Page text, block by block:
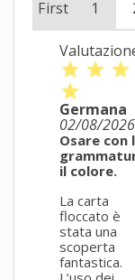
First 1
star star star
star
Germana
02/08/2026
Osare con
il colore.
La carta
floccato è
stata una
scoperta
fantastica.